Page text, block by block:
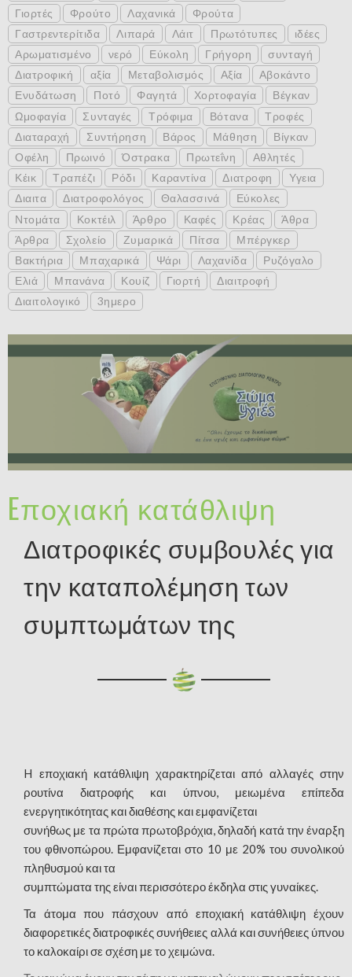
Γιορτές
Φρούτο Λαχανικά
Φρούτα
Γαστρεντερίτιδα
Λιπαρά Λάιτ Πρωτότυπες
ιδέες
Αρωματισμένο
νερό Εύκολη Γρήγορη
συνταγή
Διατροφική
αξία Μεταβολισμός Αξία
Αβοκάντο
Ενυδάτωση
Ποτό Φαγητά Χορτοφαγία
Βέγκαν
Ωμοφαγία
Συνταγές Τρόφιμα Βότανα
Τροφές
Διαταραχή
Συντήρηση Βάρος Μάθηση
Βίγκαν
Οφέλη
Πρωινό Όστρακα Πρωτεΐνη
Αθλητές
Κέικ
Τραπέζι Ρόδι Καραντίνα Διατροφη
Υγεια
Διαιτα
Διατροφολόγος Θαλασσινά
Εύκολες
Ντομάτα
Κοκτέιλ Άρθρο Καφές Κρέας
Άθρα
Άρθρα
Σχολείο Ζυμαρικά Πίτσα
Μπέργκερ
Βακτήρια
Μπαχαρικά Ψάρι Λαχανίδα
Ρυζόγαλο
Ελιά
Μπανάνα Κουίζ Γιορτή
Διαιτροφή
Διαιτολογικό
3ημερο
Eποχιακή κατάθλιψη
Διατροφικές συμβουλές για
την καταπολέμηση των
συμπτωμάτων της
H εποχιακή κατάθλιψη χαρακτηρίζεται από αλλαγές στην
ρουτίνα διατροφής και ύπνου, μειωμένα επίπεδα
ενεργητικότητας και διαθέσης και εμφανίζεται
συνήθως με τα πρώτα πρωτοβρόχια, δηλαδή κατά την έναρξη
του φθινοπώρου. Εμφανίζεται στο 10 με 20% του συνολικού
πληθυσμού και τα
συμπτώματα της είναι περισσότερο έκδηλα στις γυναίκες.
Τα άτομα που πάσχουν από εποχιακή κατάθλιψη έχουν
διαφορετικές διατροφικές συνήθειες αλλά και συνήθειες ύπνου
το καλοκαίρι σε σχέση με το χειμώνα.